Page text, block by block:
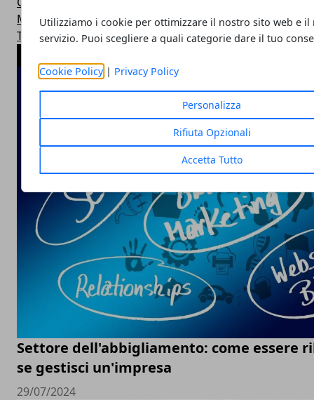
Utilizziamo i cookie per ottimizzare il nostro sito web e il
servizio. Puoi scegliere a quali categorie dare il tuo
Cookie Policy | Privacy Policy
Personalizza
Rifiuta Opzionali
Accetta Tutto
Motori
Trucchi
Settore dell'abbigliamento: come essere
se gestisci un'impresa
29/07/2024